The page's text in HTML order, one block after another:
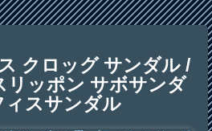
クロッグ サンダル /
リッポン サボサンダ
ィスサンダル